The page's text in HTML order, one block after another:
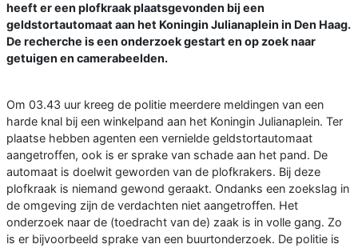
heeft er een plofkraak plaatsgevonden bij een
geldstortautomaat aan het Koningin Julianaplein in Den Haag.
De recherche is een onderzoek gestart en op zoek naar
getuigen en camerabeelden.
Om 03.43 uur kreeg de politie meerdere meldingen van een
harde knal bij een winkelpand aan het Koningin Julianaplein. Ter
plaatse hebben agenten een vernielde geldstortautomaat
aangetroffen, ook is er sprake van schade aan het pand. De
automaat is doelwit geworden van de plofkrakers. Bij deze
plofkraak is niemand gewond geraakt. Ondanks een zoekslag in
de omgeving zijn de verdachten niet aangetroffen. Het
onderzoek naar de (toedracht van de) zaak is in volle gang. Zo
is er bijvoorbeeld sprake van een buurtonderzoek. De politie is